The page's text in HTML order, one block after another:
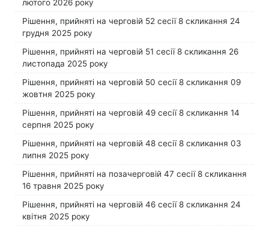
лютого 2026 року
Рішення, прийняті на черговій 52 сесії 8 скликання 24
грудня 2025 року
Рішення, прийняті на черговій 51 сесії 8 скликання 26
листопада 2025 року
Рішення, прийняті на черговій 50 сесії 8 скликання 09
жовтня 2025 року
Рішення, прийняті на черговій 49 сесії 8 скликання 14
серпня 2025 року
Рішення, прийняті на черговій 48 сесії 8 скликання 03
липня 2025 року
Рішення, прийняті на позачерговій 47 сесії 8 скликання
16 травня 2025 року
Рішення, прийняті на черговій 46 сесії 8 скликання 24
квітня 2025 року